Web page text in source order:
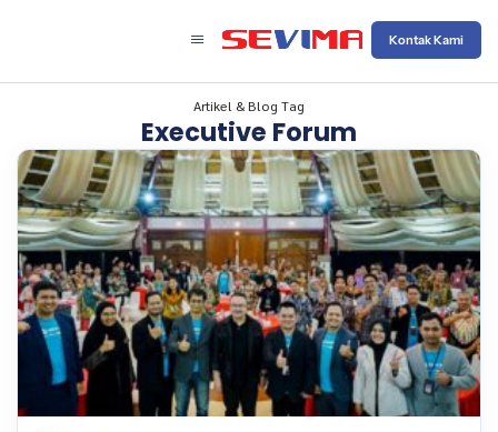
Kontak Kami
Artikel & Blog Tag
Executive Forum